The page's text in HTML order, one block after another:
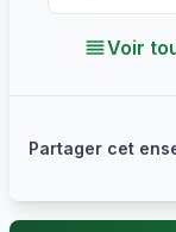
Voir
Partager cet